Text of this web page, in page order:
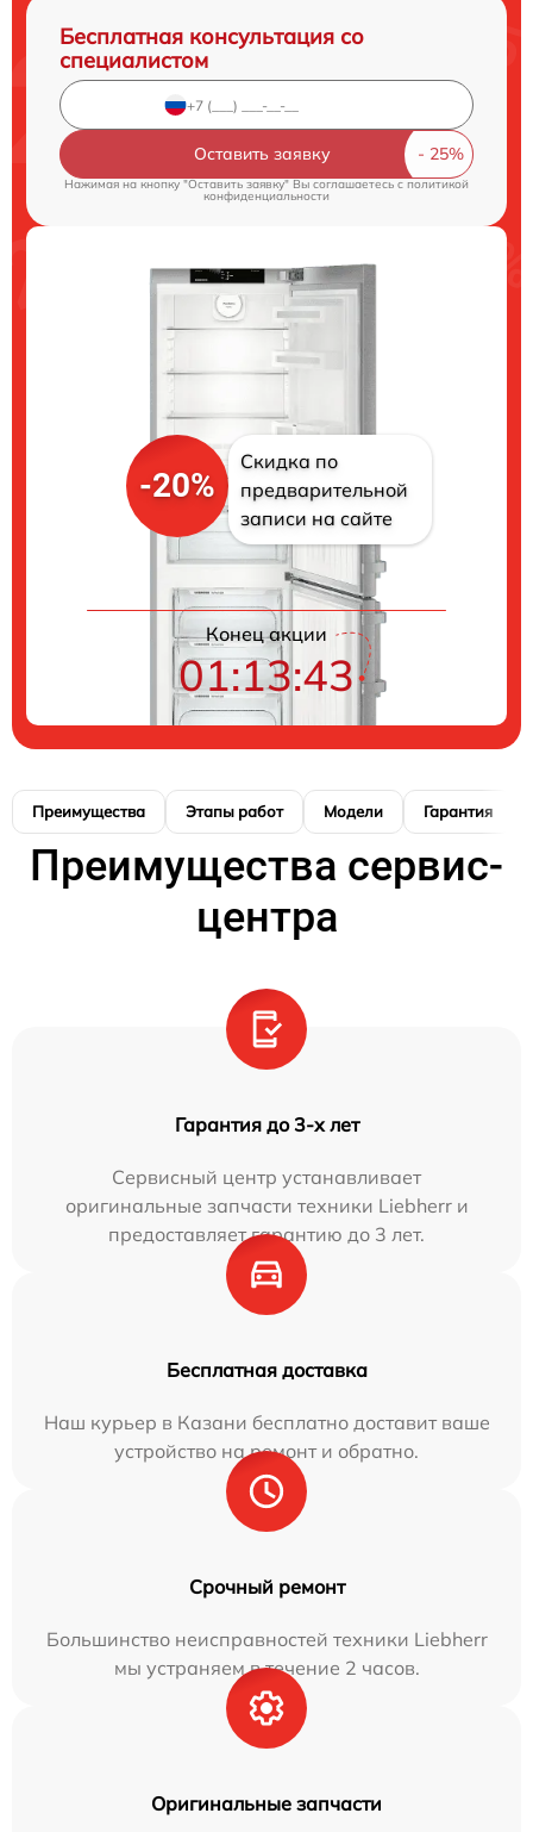
Бесплатная консультация со
специалистом
Оставить заявку
Нажимая на кнопку "Оставить заявку" Вы соглашаетесь cполитикой
конфиденциальности
-20%
Скидка по
предварительной
записи на сайте
Конец акции
01:13:42
Преимущества Этапы работ Модели Гарантия
Преимущества сервис-
центра
Гарантия до 3-х лет
Сервисный центр устанавливает
оригинальные запчасти техники Liebherr и
предоставляет гарантию до 3 лет.
Бесплатная доставка
Наш курьер в Казани бесплатно доставит ваше
устройство на ремонт и обратно.
Срочный ремонт
Большинство неисправностей техники Liebherr
мы устраняем в течение 2 часов.
Оригинальные запчасти